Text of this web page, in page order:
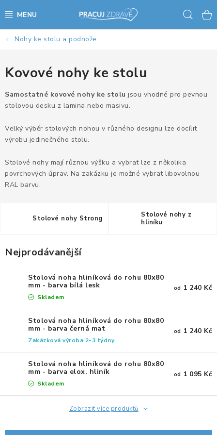
na
AKCE - SLEVY - VÝPRODEJ
STOLY A ŽIDLE
VÝŠKOVĚ NASTAVITELNÉ STOLY
NOHY KE STOLU A PODNOŽE
PŘÍSLUŠENSTVÍ KE STOLŮM
KANCELÁŘSKÉ ŽIDLE A KŘESLA
PODSEDÁKY NA ŽIDLE
ZDRAVOTNICKÉ POMŮCKY
PODSTAVCE POD MONITOR
ERGONOMICKÉ MYŠI
PREZENTAČNÍ SYSTÉMY
Nohy ke stolu a podnože
Kovové nohy ke stolu
Samostatné kovové nohy ke stolu jsou vhodné pro pevnou
stolovou desku z lamina nebo masivu.
Velký výběr stolových nohou v různého designu lze docílit
výrobu jedinečného stolu.
Stolové nohy mají různou výšku a vybrat lze z několika
povrchových úprav. Na zakázku je možné vybrat libovolnou
RAL barvu.
Stolové nohy Strong
Stolové nohy z
hliníku
Nejprodávanější
Stolová noha hliníková do rohu 80x80
mm - barva bílá lesk
Skladem
od 1 240 Kč
Stolová noha hliníková do rohu 80x80
mm - barva černá mat
Zakázková výroba 2-3 týdny
od 1 240 Kč
Stolová noha hliníková do rohu 80x80
mm - barva elox. hliník
Skladem
od 1 095 Kč
Zobrazit více produktů